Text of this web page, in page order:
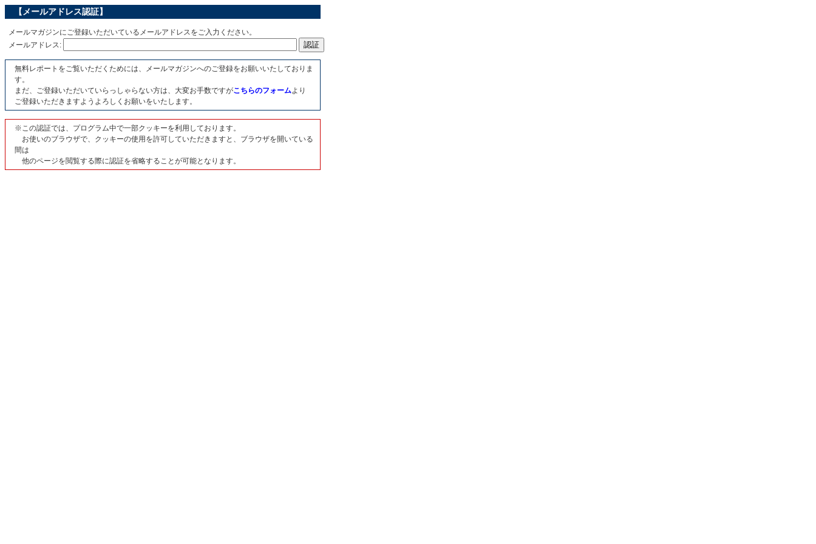
【メールアドレス認証】
メールマガジンにご登録いただいているメールアドレスをご入力ください。
メールアドレス:
無料レポートをご覧いただくためには、メールマガジンへのご登録をお願いいたしておりま
す。
まだ、ご登録いただいていらっしゃらない方は、大変お手数ですがこちらのフォームより
ご登録いただきますようよろしくお願いをいたします。
※この認証では、プログラム中で一部クッキーを利用しております。
お使いのブラウザで、クッキーの使用を許可していただきますと、ブラウザを開いている
間は
他のページを閲覧する際に認証を省略することが可能となります。